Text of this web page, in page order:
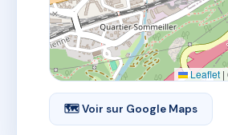
Leaflet |
🗺 Voir sur Google Maps